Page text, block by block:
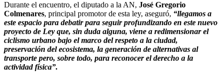
Durante el encuentro, el diputado a la AN, José Gregorio
Colmenares, principal promotor de esta ley, aseguró, “llegamos a
este espacio para debatir para seguir profundizando en este nuevo
proyecto de Ley que, sin duda alguna, viene a redimensionar el
ciclismo urbano bajo el marco del respeto a la ciudad,
preservación del ecosistema, la generación de alternativas al
transporte pero, sobre todo, para reconocer el derecho a la
actividad física”.